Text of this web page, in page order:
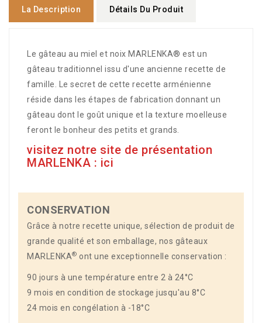
La Description Détails Du Produit
Le gâteau au miel et noix MARLENKA® est un
gâteau traditionnel issu d'une ancienne recette de
famille. Le secret de cette recette arménienne
réside dans les étapes de fabrication donnant un
gâteau dont le goût unique et la texture moelleuse
feront le bonheur des petits et grands.
visitez notre site de présentation
MARLENKA : ici
CONSERVATION
Grâce à notre recette unique, sélection de produit de
grande qualité et son emballage, nos gâteaux
MARLENKA® ont une exceptionnelle conservation :
90 jours à une température entre 2 à 24°C
9 mois en condition de stockage jusqu'au 8°C
24 mois en congélation à -18°C